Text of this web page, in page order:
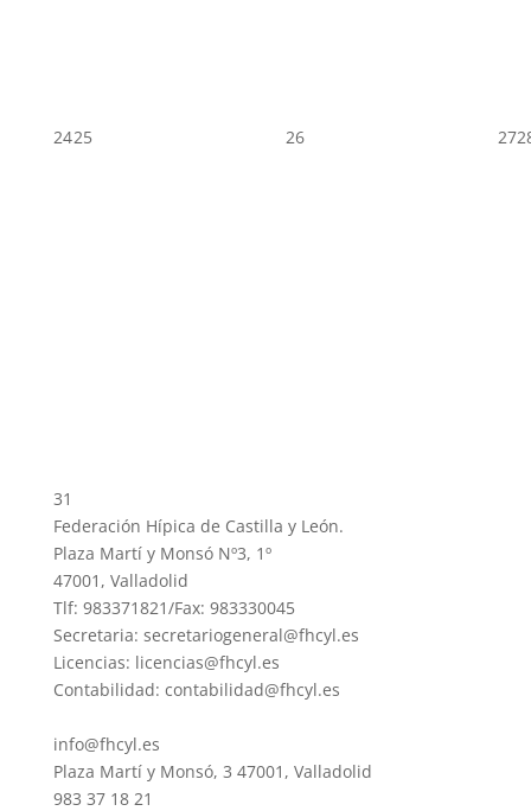
2425 26 27
31
Federación Hípica de Castilla y León.
Plaza Martí y Monsó Nº3, 1º
47001, Valladolid
Tlf: 983371821/Fax: 983330045
Secretaria: secretariogeneral@fhcyl.es
Licencias: licencias@fhcyl.es
Contabilidad: contabilidad@fhcyl.es
info@fhcyl.es
Plaza Martí y Monsó, 3 47001, Valladolid
983 37 18 21